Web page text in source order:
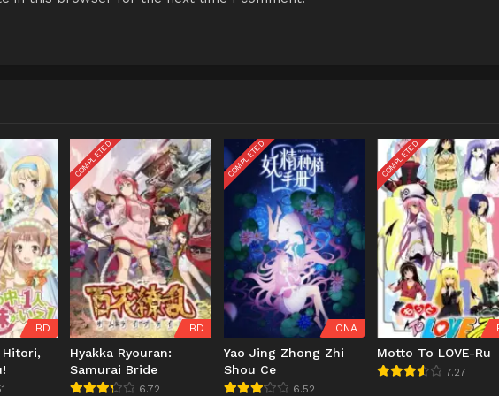
BD
Hitori,
COMPLETED
BD
Hyakka Ryouran:
Samurai Bride
6.72
COMPLETED
ONA
Yao Jing Zhong Zhi
Shou Ce
6.52
COMPLETED
Motto To LOVE-Ru
7.27